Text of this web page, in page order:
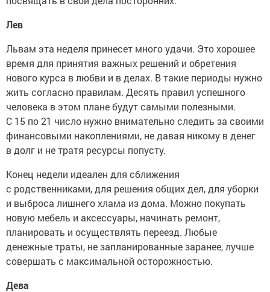
Лев
Львам эта неделя принесет много удачи. Это хорошее
время для принятия важных решений и обретения
нового курса в любви и в делах. В такие периоды нужно
жить согласно правилам. Десять правил успешного
человека в этом плане будут самыми полезными.
С 15 по 21 число нужно внимательно следить за своими
финансовыми накоплениями, не давая никому в денег
в долг и не тратя ресурсы попусту.
Конец недели идеален для сближения
с родственниками, для решения общих дел, для уборки
и выброса лишнего хлама из дома. Можно покупать
новую мебель и аксессуары, начинать ремонт,
планировать и осуществлять переезд. Любые
денежные траты, не запланированные заранее, лучше
совершать с максимальной осторожностью.
Дева